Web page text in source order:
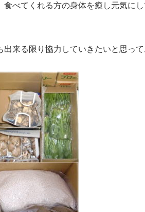
べてくれる方の身体を癒し元気に
来る限り協力していきたいと思って